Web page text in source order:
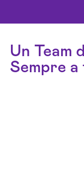
Un Team
Sempre